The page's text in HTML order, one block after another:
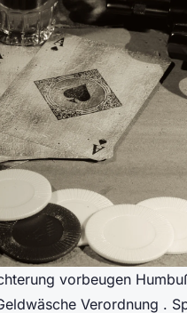
vorbeugen
Verordnung .